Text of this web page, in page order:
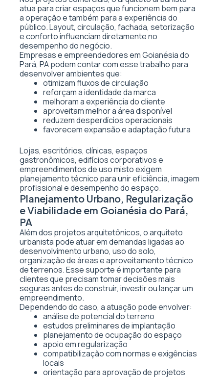
atua para criar espaços que funcionem bem para
a operação e também para a experiência do
público. Layout, circulação, fachada, setorização
e conforto influenciam diretamente no
desempenho do negócio.
Empresas e empreendedores em Goianésia do
Pará, PA podem contar com esse trabalho para
desenvolver ambientes que:
otimizam fluxos de circulação
reforçam a identidade da marca
melhoram a experiência do cliente
aproveitam melhor a área disponível
reduzem desperdícios operacionais
favorecem expansão e adaptação futura
Lojas, escritórios, clínicas, espaços
gastronômicos, edifícios corporativos e
empreendimentos de uso misto exigem
planejamento técnico para unir eficiência, imagem
profissional e desempenho do espaço.
Planejamento Urbano, Regularização
e Viabilidade em Goianésia do Pará,
PA
Além dos projetos arquitetônicos, o arquiteto
urbanista pode atuar em demandas ligadas ao
desenvolvimento urbano, uso do solo,
organização de áreas e aproveitamento técnico
de terrenos. Esse suporte é importante para
clientes que precisam tomar decisões mais
seguras antes de construir, investir ou lançar um
empreendimento.
Dependendo do caso, a atuação pode envolver:
análise de potencial do terreno
estudos preliminares de implantação
planejamento de ocupação do espaço
apoio em regularização
compatibilização com normas e exigências
locais
orientação para aprovação de projetos